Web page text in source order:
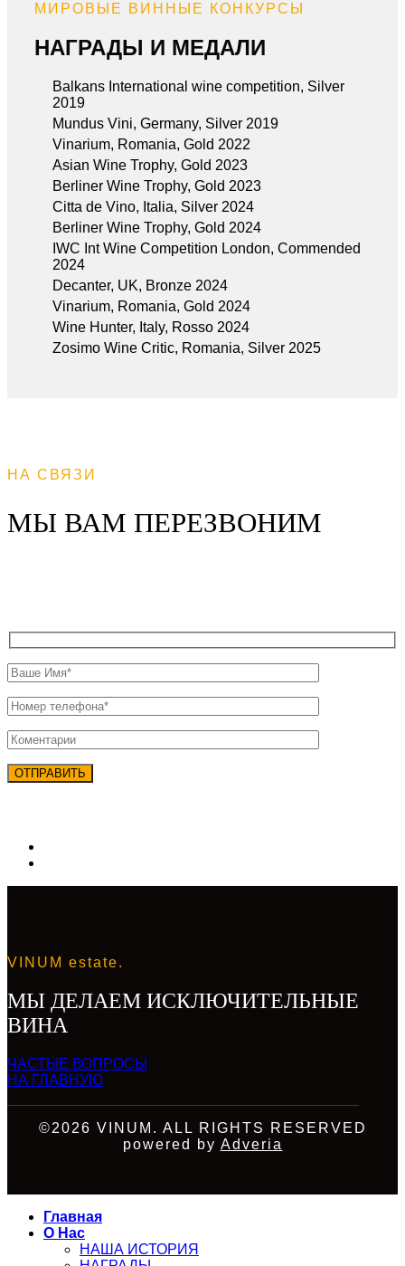
МИРОВЫЕ ВИННЫЕ КОНКУРСЫ
НАГРАДЫ И МЕДАЛИ
Balkans International wine competition, Silver
2019
Mundus Vini, Germany, Silver 2019
Vinarium, Romania, Gold 2022
Asian Wine Trophy, Gold 2023
Berliner Wine Trophy, Gold 2023
Citta de Vino, Italia, Silver 2024
Berliner Wine Trophy, Gold 2024
IWC Int Wine Competition London, Commended
2024
Decanter, UK, Bronze 2024
Vinarium, Romania, Gold 2024
Wine Hunter, Italy, Rosso 2024
Zosimo Wine Critic, Romania, Silver 2025
НА СВЯЗИ
МЫ ВАМ ПЕРЕЗВОНИМ
VINUM estate.
МЫ ДЕЛАЕМ ИСКЛЮЧИТЕЛЬНЫЕ
ВИНА
ЧАСТЫЕ ВОПРОСЫ
НА ГЛАВНУЮ
©2026 VINUM. ALL RIGHTS RESERVED
powered by Adveria
Главная
О Нас
НАША ИСТОРИЯ